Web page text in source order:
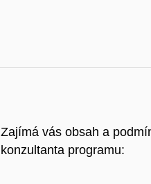
Zajímá vás obsah a
konzultanta programu: